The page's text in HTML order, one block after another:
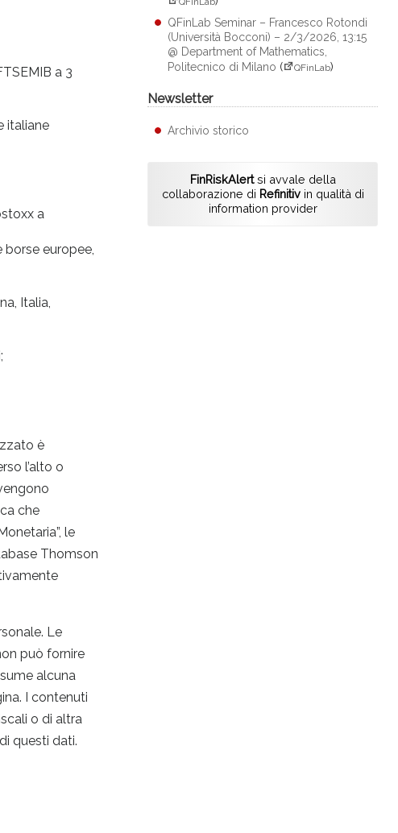
a 3
italiane
a
europee,
Italia,
è
l’alto o
che
le
Thomson
Le
può fornire
alcuna
I contenuti
o di altra
questi dati.
QFinLab Seminar – Francesco Rotondi
(Università Bocconi) – 2/3/2026, 13:15
@ Department of Mathematics,
Politecnico di Milano ( QFinLab)
Newsletter
Archivio storico
FinRiskAlertsi avvale della
collaborazione di Refinitivin qualità di
information provider